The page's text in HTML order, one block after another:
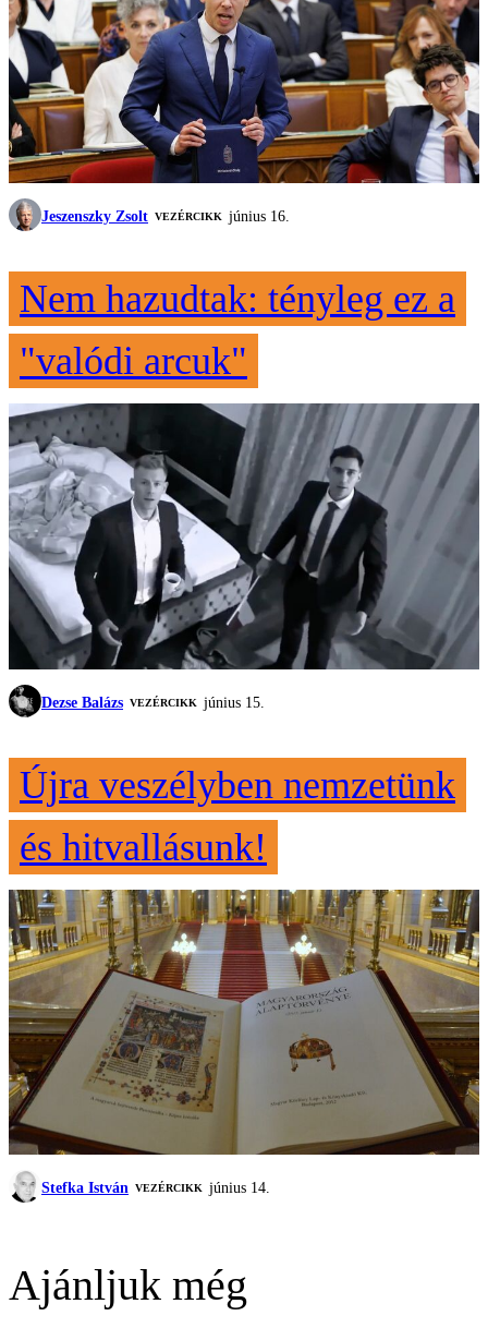
Jeszenszky Zsolt VEZÉRCIKK június 16.
Nem hazudtak: tényleg ez a
"valódi arcuk"
Dezse Balázs VEZÉRCIKK június 15.
Újra veszélyben nemzetünk
és hitvallásunk!
Stefka István VEZÉRCIKK június 14.
Ajánljuk még